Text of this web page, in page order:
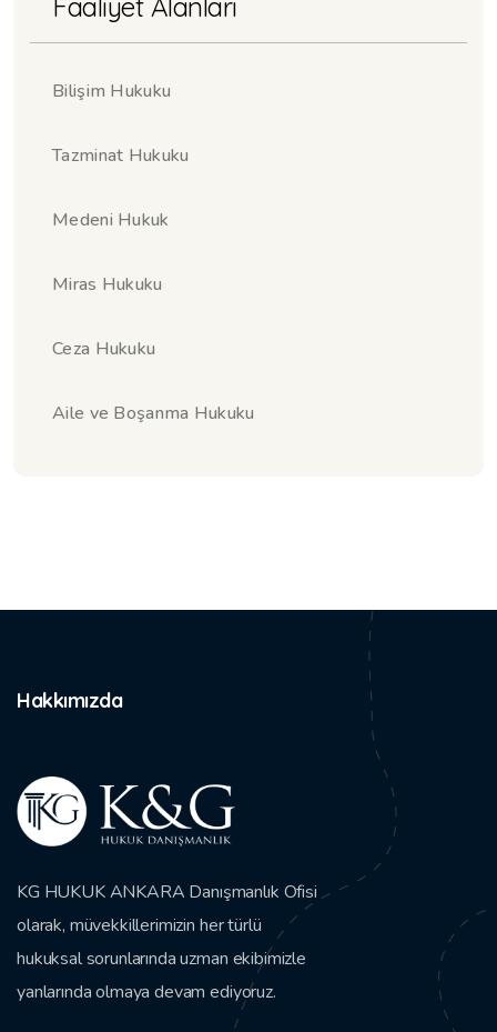
Faaliyet Alanları
Bilişim Hukuku
Tazminat Hukuku
Medeni Hukuk
Miras Hukuku
Ceza Hukuku
Aile ve Boşanma Hukuku
Hakkımızda
KG HUKUK ANKARA Danışmanlık Ofisi
olarak, müvekkillerimizin her türlü
hukuksal sorunlarında uzman ekibimizle
yanlarında olmaya devam ediyoruz.